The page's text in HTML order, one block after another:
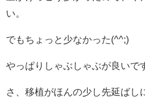
い。
でもちょっと少なかった(^^;)
やっぱりしゃぶしゃぶが良いで
さ、移植がほんの少し先延ばし